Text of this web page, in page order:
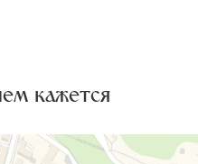
кажется